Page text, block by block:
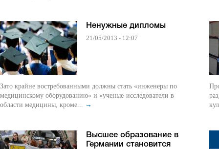
Ненужные дипломы
21/05/2013 - 12:07
Зато крайне востребованными должны стать «инженеры по
медицинскому оборудованию» и «ученые-исследователи в
области медицины, кроме... →
Высшее образование в
Германии становится